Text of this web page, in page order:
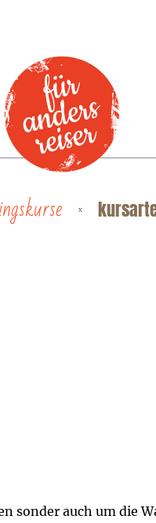
sonder auch um die